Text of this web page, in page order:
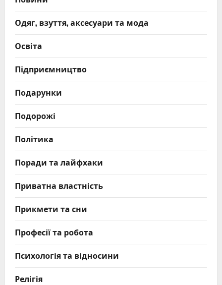
Одяг, взуття, аксесуари та мода
Освіта
Підприємництво
Подарунки
Подорожі
Політика
Поради та лайфхаки
Приватна властність
Прикмети та сни
Професії та робота
Психологія та відносини
Релігія